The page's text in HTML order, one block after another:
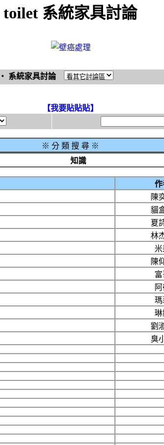
toilet 系統家具討論
‧ 系統家具討論
【我要貼貼貼】
※ 分 類 搜 尋 ※
知識
作
陳
貓
夏
林
米
陳
瑪
琳
劉
臭